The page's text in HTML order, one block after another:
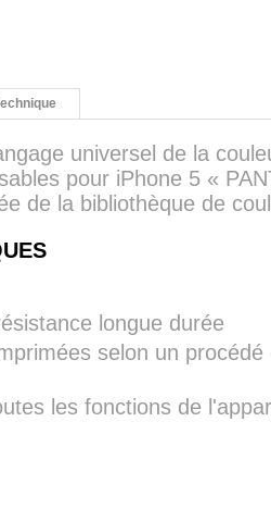
universel de la
pour iPhone 5 «
de la bibliothèque de
longue durée
selon un
les fonctions de